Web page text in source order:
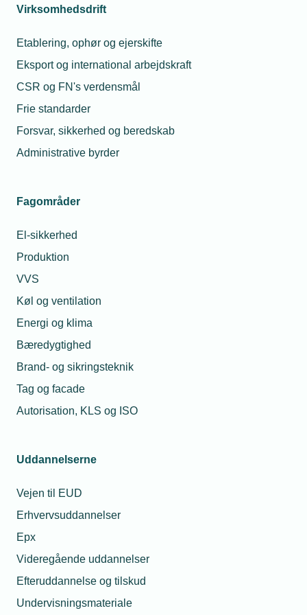
Virksomhedsdrift
Etablering, ophør og ejerskifte
Eksport og international arbejdskraft
CSR og FN's verdensmål
Frie standarder
Forsvar, sikkerhed og beredskab
Administrative byrder
Fagområder
El-sikkerhed
Produktion
VVS
Køl og ventilation
Energi og klima
Bæredygtighed
Brand- og sikringsteknik
Tag og facade
Autorisation, KLS og ISO
Uddannelserne
Vejen til EUD
Erhvervsuddannelser
Epx
Videregående uddannelser
Efteruddannelse og tilskud
Undervisningsmateriale
E-mail:
btc@tekniq.dk